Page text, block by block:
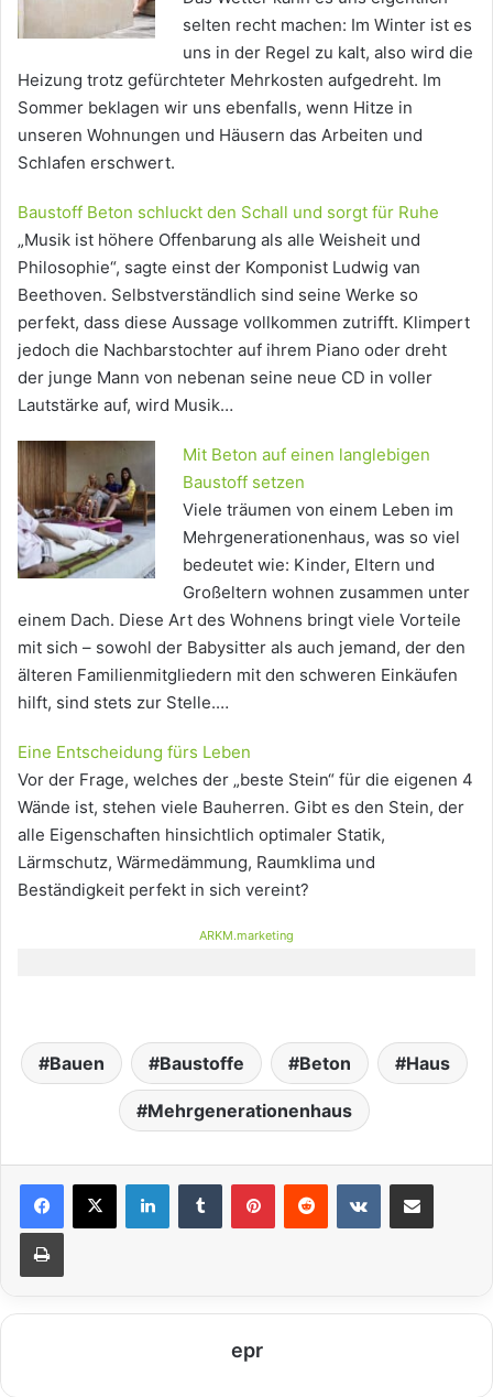
selten recht machen: Im Winter ist es
uns in der Regel zu kalt, also wird die
Heizung trotz gefürchteter Mehrkosten aufgedreht. Im
Sommer beklagen wir uns ebenfalls, wenn Hitze in
unseren Wohnungen und Häusern das Arbeiten und
Schlafen erschwert.
Baustoff Beton schluckt den Schall und sorgt für Ruhe
„Musik ist höhere Offenbarung als alle Weisheit und
Philosophie“, sagte einst der Komponist Ludwig van
Beethoven. Selbstverständlich sind seine Werke so
perfekt, dass diese Aussage vollkommen zutrifft. Klimpert
jedoch die Nachbarstochter auf ihrem Piano oder dreht
der junge Mann von nebenan seine neue CD in voller
Lautstärke auf, wird Musik…
Mit Beton auf einen langlebigen
Baustoff setzen
Viele träumen von einem Leben im
Mehrgenerationenhaus, was so viel
bedeutet wie: Kinder, Eltern und
Großeltern wohnen zusammen unter
einem Dach. Diese Art des Wohnens bringt viele Vorteile
mit sich – sowohl der Babysitter als auch jemand, der den
älteren Familienmitgliedern mit den schweren Einkäufen
hilft, sind stets zur Stelle.…
Eine Entscheidung fürs Leben
Vor der Frage, welches der „beste Stein“ für die eigenen 4
Wände ist, stehen viele Bauherren. Gibt es den Stein, der
alle Eigenschaften hinsichtlich optimaler Statik,
Lärmschutz, Wärmedämmung, Raumklima und
Beständigkeit perfekt in sich vereint?
ARKM.marketing
Bauen Baustoffe Beton Haus
Mehrgenerationenhaus
epr